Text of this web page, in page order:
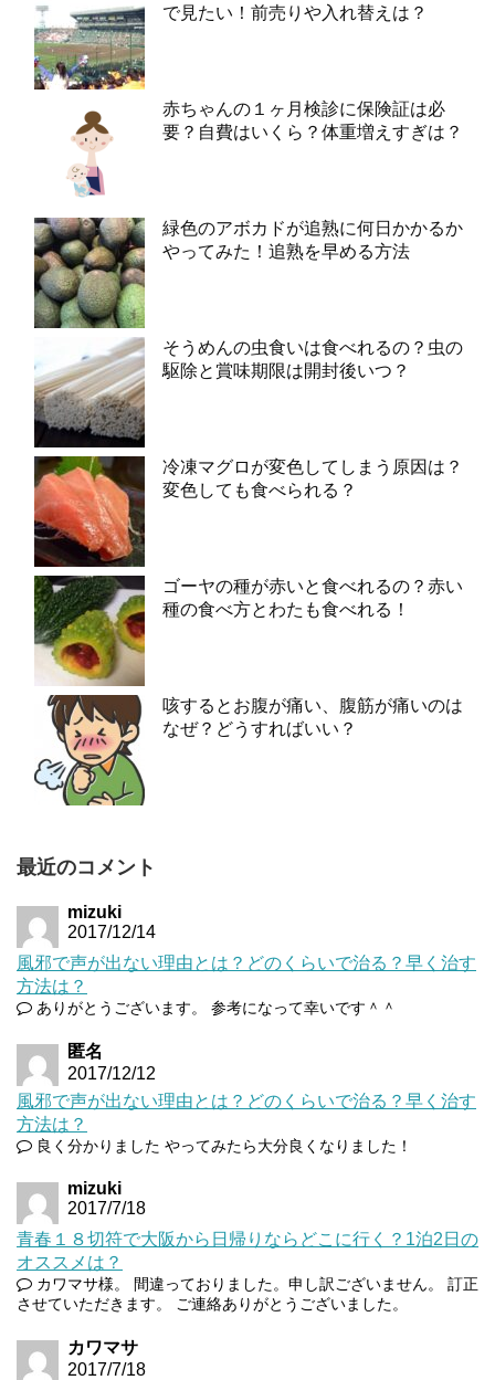
で見たい！前売りや入れ替えは？
赤ちゃんの１ヶ月検診に保険証は必
要？自費はいくら？体重増えすぎは？
緑色のアボカドが追熟に何日かかるか
やってみた！追熟を早める方法
そうめんの虫食いは食べれるの？虫の
駆除と賞味期限は開封後いつ？
冷凍マグロが変色してしまう原因は？
変色しても食べられる？
ゴーヤの種が赤いと食べれるの？赤い
種の食べ方とわたも食べれる！
咳するとお腹が痛い、腹筋が痛いのは
なぜ？どうすればいい？
最近のコメント
mizuki
2017/12/14
風邪で声が出ない理由とは？どのくらいで治る？早く治す
方法は？
ありがとうございます。 参考になって幸いです＾＾
匿名
2017/12/12
風邪で声が出ない理由とは？どのくらいで治る？早く治す
方法は？
良く分かりました やってみたら大分良くなりました！
mizuki
2017/7/18
青春１８切符で大阪から日帰りならどこに行く？1泊2日の
オススメは？
カワマサ様。 間違っておりました。申し訳ございません。 訂正
させていただきます。 ご連絡ありがとうございました。
カワマサ
2017/7/18